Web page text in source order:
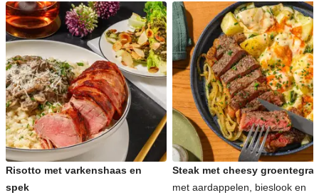
Risotto met varkenshaas en
spek
Steak met cheesy
met aardappelen, bieslook en